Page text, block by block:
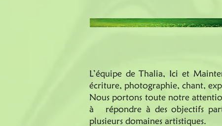
L’équipe de Thalia, Ici et
écriture, photographie, chant,
Nous portons toute notre
à répondre à des objectifs
plusieurs domaines artistiques.